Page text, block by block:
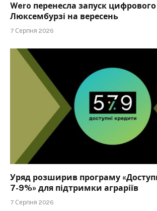
Wero перенесла запуск
Люксембурзі на вересень
7 Серпня 2026
Уряд розширив програму
7-9%» для підтримки аграріїв
7 Серпня 2026